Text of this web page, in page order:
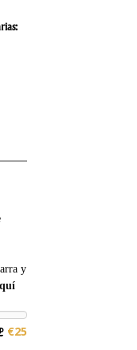
y
€25